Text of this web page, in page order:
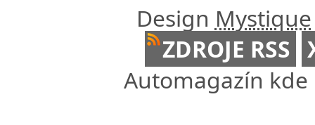
Design Mystique
ZDROJE RSS
Automagazín